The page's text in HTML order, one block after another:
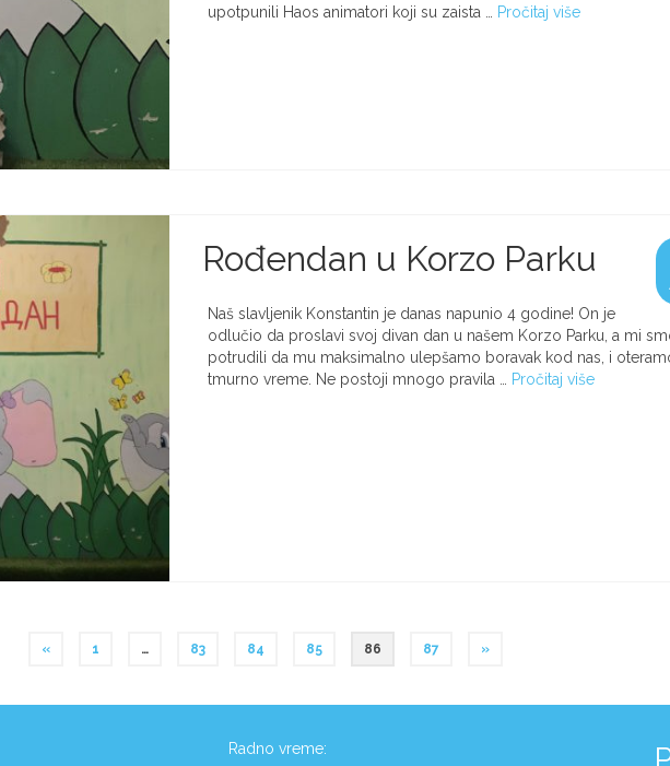
upotpunili Haos animatori koji su zaista … Pročitaj više
Rođendan u Korzo Parku
Naš slavljenik Konstantin je danas napunio 4 godine! On je
odlučio da proslavi svoj divan dan u našem Korzo Parku, a mi
potrudili da mu maksimalno ulepšamo boravak kod nas, i
tmurno vreme. Ne postoji mnogo pravila … Pročitaj više
« 1 … 83 84 85 86 87 »
Radno vreme: